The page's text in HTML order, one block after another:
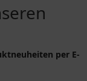
per E-